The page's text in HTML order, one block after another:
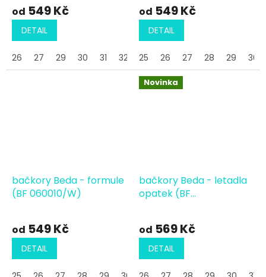
od 549 Kč
DETAIL
26 27 29 30 31 32
od 549 Kč
DETAIL
25 26 27 28 29 30
bačkory Beda - formule
(BF 060010/W)
od 549 Kč
DETAIL
Novinka
bačkory Beda - letadla
opatek (BF
od 569 Kč
DETAIL